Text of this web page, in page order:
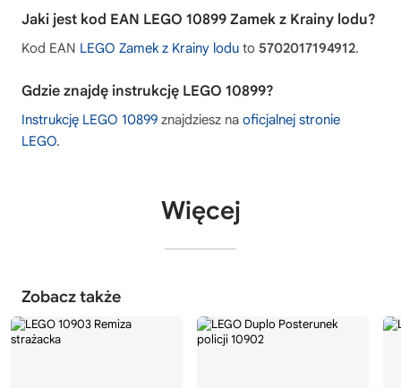
Jaki jest kod EAN LEGO 10899 Zamek z Krainy lodu?
Kod EAN LEGO Zamek z Krainy lodu to 5702017194912.
Gdzie znajdę instrukcję LEGO 10899?
Instrukcję LEGO 10899 znajdziesz na oficjalnej stronie
LEGO.
Więcej
Zobacz także